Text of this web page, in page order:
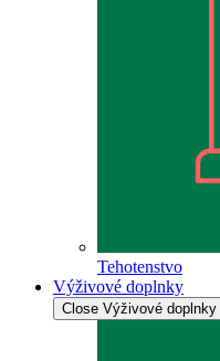
Tehotenstvo
Výživové doplnky
Close Výživové doplnky